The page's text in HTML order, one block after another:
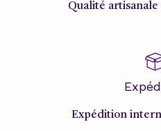
Qualité
Expédition